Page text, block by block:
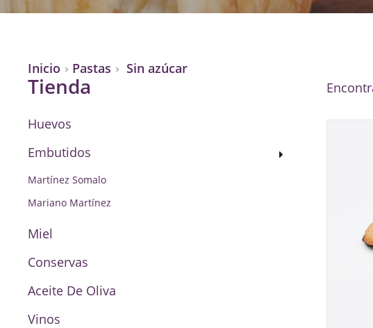
Inicio Pastas Sin azúcar
Tienda
Huevos
Embutidos
Martínez Somalo
Mariano Martínez
Miel
Conservas
Aceite De Oliva
Vinos